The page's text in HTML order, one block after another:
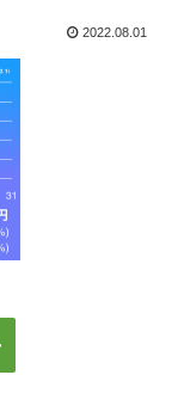
2022.08.01